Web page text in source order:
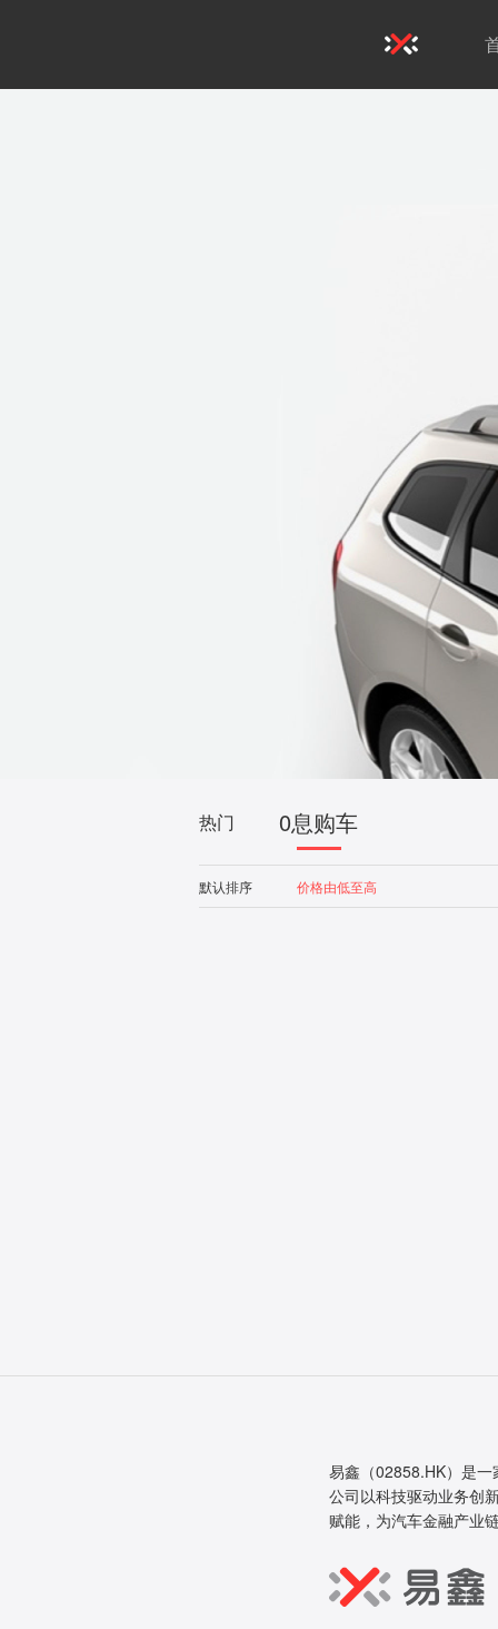
热门 0息购车
默认排序 价格由低至高
易鑫（02858.HK）是
公司以科技驱动业务创
赋能，为汽车金融产业